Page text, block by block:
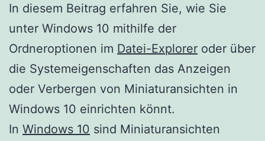
In diesem Beitrag erfahren Sie, wie Sie
unter Windows 10 mithilfe der
Ordneroptionen im Datei-Explorer oder über
die Systemeigenschaften das Anzeigen
oder Verbergen von Miniaturansichten in
Windows 10 einrichten könnt.
In Windows 10 sind Miniaturansichten